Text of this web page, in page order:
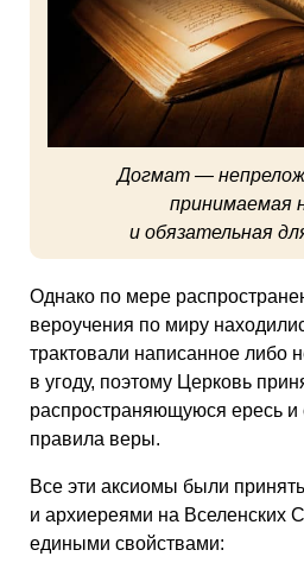
Догмат —
принимаемая
и обязательная
Однако по мере
вероучения по миру
трактовали написанное либо
в угоду, поэтому Церковь
распространяющуюся ересь и
правила веры.
Все эти аксиомы были
и архиереями на Вселенских
едиными свойствами: